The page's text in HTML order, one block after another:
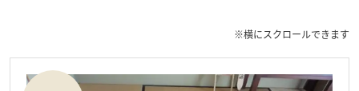
※横にスクロールできます